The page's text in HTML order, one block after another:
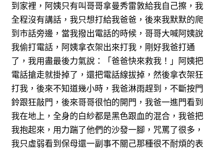
到家裡，阿姨只有叫哥哥拿曼秀雷敦給我自己擦，我
全程沒有講話，我只想打給我爸爸，後來我默默的爬
到市話旁邊，當我撥出電話的時候，哥哥大喊阿姨說
我偷打電話，阿姨拿衣架出來打我，剛好我爸打通
了，我用盡最後力氣說：「爸爸快來救我！」阿姨把
電話搶走就掛掉了，還把電話線拔掉，然後拿衣架狂
打我，後來不知道幾小時，我爸淋雨趕到，不斷按門
鈴跟狂敲門，後來哥哥很怕的開門，我爸一進門看到
我在地上，全身的白紗都是黑色跟血的混合，我爸把
我抱起來，用力踹了他們的沙發一腳，咒罵了很多，
我只虛弱看到保母還一副事不關己那種很不耐煩的表